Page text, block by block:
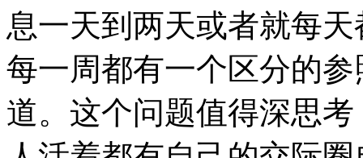
息一天到两天或者就每
每一周都有一个区分的
道。这个问题值得深思